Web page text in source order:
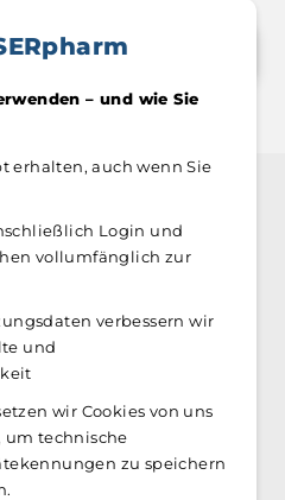
entdecken
im Fokus
– und wie Sie
erhalten, auch wenn Sie
Login und
vollumfänglich zur
verbessern wir
und
wir Cookies von uns
technische
zu speichern